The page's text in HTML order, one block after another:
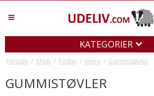
KATEGORIER
Forside / Shop / Fodtøj / Herre / Gummistøvler
GUMMISTØVLER